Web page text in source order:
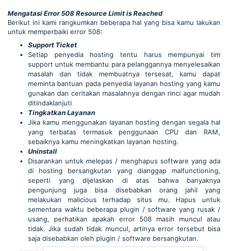
Mengatasi Error 508 Resource Limit is Reached
Berikut ini kami rangkumkan beberapa hal yang bisa kamu lakukan
untuk memperbaiki error 508:
Support Ticket
Setiap penyedia hosting tentu harus mempunyai tim
support untuk membantu para pelanggannya menyelesaikan
masalah dan tidak membuatnya tersesat, kamu dapat
meminta bantuan pada penyedia layanan hosting yang kamu
gunakan dan ceritakan masalahnya dengan rinci agar mudah
ditindaklanjuti
Tingkatkan Layanan
Jika kamu menggunakan layanan hosting dengan segala hal
yang terbatas termasuk penggunaan CPU dan RAM,
sebaiknya kamu meningkatkan layanan hosting.
Uninstall
Disarankan untuk melepas / menghapus software yang ada
di hosting bersangkutan yang dianggap malfunctioning,
seperti yang dijelaskan di atas bahwa banyaknya
pengunjung juga bisa disebabkan orang jahil yang
melakukan malicious terhadap situs mu. Hapus untuk
sementara waktu beberapa plugin / software yang rusak /
usang, perhatikan apakah error 508 masih muncul atau
tidak. Jika sudah tidak muncul, artinya error tersebut bisa
saja disebabkan oleh plugin / software bersangkutan.